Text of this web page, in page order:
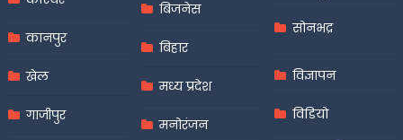
कानपुर
खेल
गाजीपुर
बिजनेस
बिहार
मध्य प्रदेश
मनोरंजन
सोनभद्र
विज्ञापन
विडियो